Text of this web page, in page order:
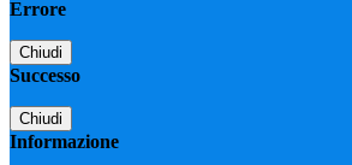
Errore
Chiudi
Successo
Chiudi
Informazione